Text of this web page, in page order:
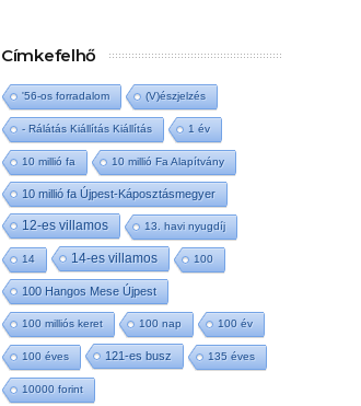
Címkefelhő
'56-os forradalom (V)észjelzés
- Rálátás Kiállítás Kiállítás 1 év
10 millió fa 10 millió Fa Alapítvány
10 millió fa Újpest-Káposztásmegyer
12-es villamos 13. havi nyugdíj
14 14-es villamos 100
100 Hangos Mese Újpest
100 milliós keret 100 nap 100 év
100 éves 121-es busz 135 éves
10000 forint